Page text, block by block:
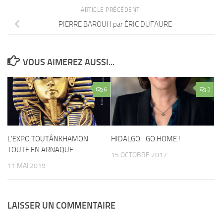
ARTICLE PRÉCÉDENT
PIERRE BAROUH par ÉRIC DUFAURE
VOUS AIMEREZ AUSSI...
6
L’EXPO TOUTÂNKHAMON
TOUTE EN ARNAQUE
11 MAI 2019
2
HIDALGO…GO HOME !
15 OCTOBRE 2017
LAISSER UN COMMENTAIRE